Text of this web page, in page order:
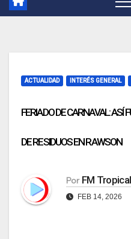
ACTUALIDAD INTERÉS GENERAL
FERIADO DE CARNAVAL: ASÍ
DE RESIDUOS EN RAWSON
Por FM Tropical
FEB 14, 2026